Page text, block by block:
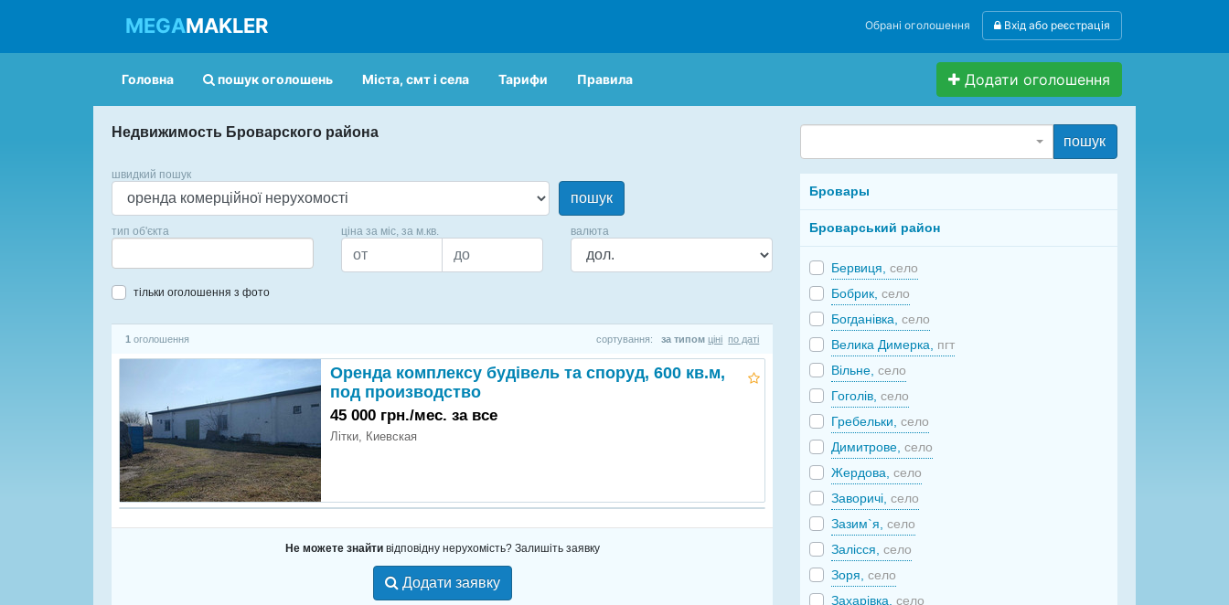
MEGAMAKLER Обрані оголошення Вхід або реєстрація
Головна пошук оголошень Міста, смт і села Тарифи Правила Додати оголошення
Недвижимость Броварского района
швидкий пошук
пошук
тип об'єкта ціна за міс, за м.кв. валюта
тільки оголошення з фото
1 оголошення сортування:за типом ціні по даті
Оренда комплексу будівель та споруд, 600 кв.м,
под производство
45 000 грн./мес. за все
Літки, Киевская
Не можете знайтивідповідну нерухомість? Залишіть заявку
Додати заявку
пошук
Бровары
Броварський район
Бервиця,село
Бобрик,село
Богданівка,село
Велика Димерка, пгт
Вільне,село
Гоголів,село
Гребельки,село
Димитрове,село
Жердова,село
Заворичі,село
Зазим`я,село
Залісся,село
Зоря,село
Захарівка,село